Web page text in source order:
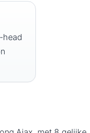
head